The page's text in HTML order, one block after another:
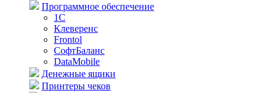
Программное обеспечение
1С
Клеверенс
Frontol
СофтБаланс
DataMobile
Денежные ящики
Принтеры чеков